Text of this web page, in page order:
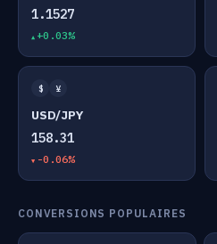
1.1527
+0.03%
$ ¥
USD/JPY
158.31
-0.06%
CONVERSIONS POPULAIRES